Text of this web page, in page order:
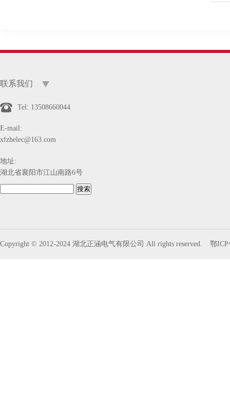
联系我们
Tel: 13508660044
E-mail:
xfzhelec@163.com
地址:
湖北省襄阳市江山南路6号
Copyright © 2012-2024 湖北正涵电气有限公司 All rights reserved. 鄂ICP